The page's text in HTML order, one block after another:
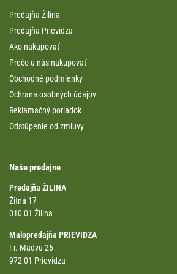
Predajňa Žilina
Predajňa Prievidza
Ako nakupovať
Prečo u nás nakupovať
Obchodné podmienky
Ochrana osobných údajov
Reklamačný poriadok
Odstúpenie od zmluvy
Naše predajne
Predajňa ŽILINA
Žitná 17
010 01 Žilina
Malopredajňa PRIEVIDZA
Fr. Madvu 26
972 01 Prievidza